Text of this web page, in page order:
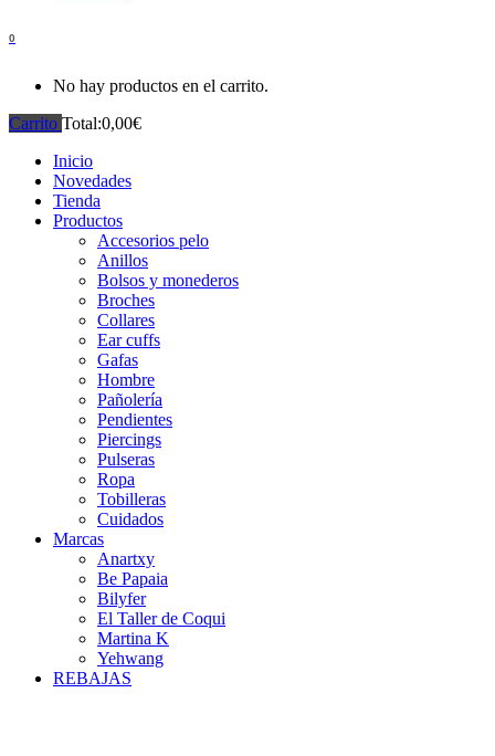
0
No hay productos en el carrito.
Carrito Total:0,00€
Inicio
Novedades
Tienda
Productos
Accesorios pelo
Anillos
Bolsos y monederos
Broches
Collares
Ear cuffs
Gafas
Hombre
Pañolería
Pendientes
Piercings
Pulseras
Ropa
Tobilleras
Cuidados
Marcas
Anartxy
Be Papaia
Bilyfer
El Taller de Coqui
Martina K
Yehwang
REBAJAS